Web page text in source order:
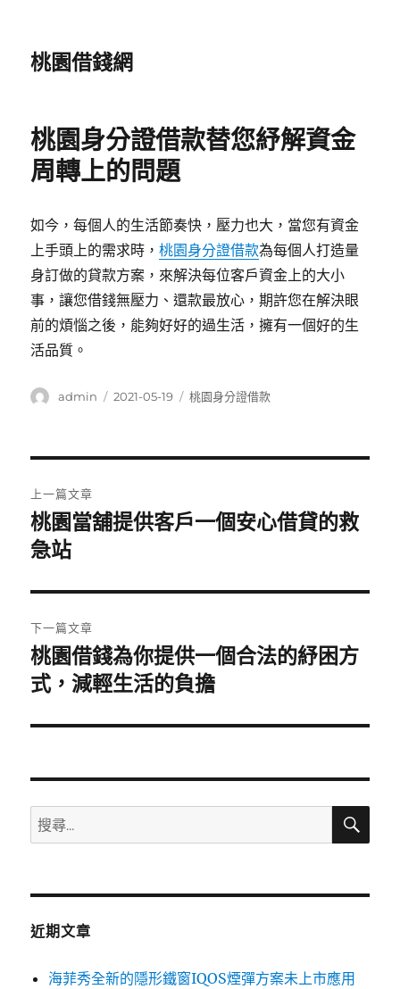
桃園借錢網
桃園身分證借款替您紓解資金
周轉上的問題
如今，每個人的生活節奏快，壓力也大，當您有資金
上手頭上的需求時，桃園身分證借款為每個人打造量
身訂做的貸款方案，來解決每位客戶資金上的大小
事，讓您借錢無壓力、還款最放心，期許您在解決眼
前的煩惱之後，能夠好好的過生活，擁有一個好的生
活品質。
作
admin
發
2021-05-19
分
桃園身分證借款
章
導
覽
上一篇文章
上
一
文
章:
桃園當舖提供客戶一個安心借貸的救
急站
下一篇文章
下
一
文
桃園借錢為你提供一個合法的紓困方
式，減輕生活的負擔
搜
尋
鍵
搜
近期文章
海菲秀全新的隱形鐵窗IQOS煙彈方案未上市應用